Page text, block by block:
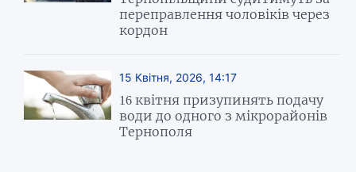
переправлення чоловіків через
кордон
15 Квітня, 2026, 14:17
16 квітня призупинять подачу
води до одного з мікрорайонів
Тернополя